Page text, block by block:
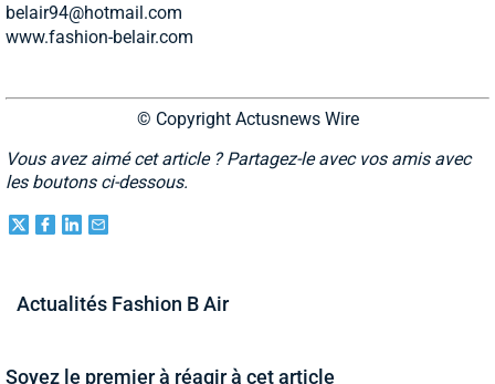
belair94@hotmail.com
www.fashion-belair.com
© Copyright Actusnews Wire
Vous avez aimé cet article ? Partagez-le avec vos amis avec
les boutons ci-dessous.
Actualités Fashion B Air
Soyez le premier à réagir à cet article